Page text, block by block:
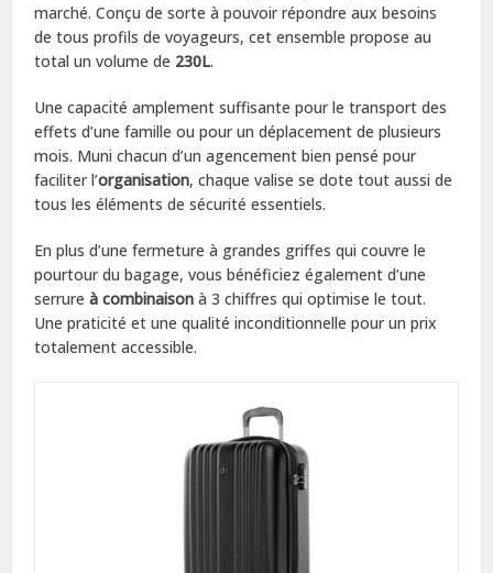
marché. Conçu de sorte à pouvoir répondre aux besoins
de tous profils de voyageurs, cet ensemble propose au
total un volume de 230L.
Une capacité amplement suffisante pour le transport des
effets d’une famille ou pour un déplacement de plusieurs
mois. Muni chacun d’un agencement bien pensé pour
faciliter l’organisation, chaque valise se dote tout aussi de
tous les éléments de sécurité essentiels.
En plus d’une fermeture à grandes griffes qui couvre le
pourtour du bagage, vous bénéficiez également d’une
serrure à combinaison à 3 chiffres qui optimise le tout.
Une praticité et une qualité inconditionnelle pour un prix
totalement accessible.